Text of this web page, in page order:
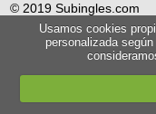
© 2019 Subingles.com
Usamos cookies
personalizada